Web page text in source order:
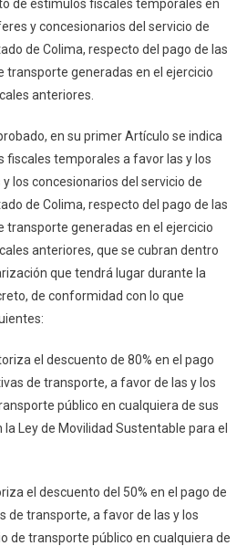
Estímulos
Fiscales
En
Pago
Administrativas
De
Prestadores
Público
de estímulos fiscales temporales en
y concesionarios del servicio de
de Colima, respecto del pago de las
generadas en el ejercicio
anteriores.
en su primer Artículo se indica
fiscales temporales a favor las y los
los concesionarios del servicio de
de Colima, respecto del pago de las
generadas en el ejercicio
anteriores, que se cubran dentro
que tendrá lugar durante la
de conformidad con lo que
el descuento de 80% en el pago
de transporte, a favor de las y los
público en cualquiera de sus
Ley de Movilidad Sustentable para el
el descuento del 50% en el pago de
de transporte, a favor de las y los
de transporte público en cualquiera de